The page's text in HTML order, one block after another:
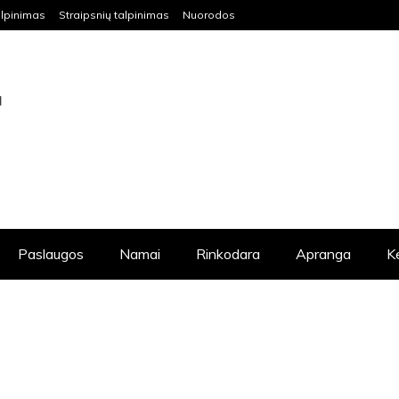
Straipsnių talpinimas Nuorodos
NAUDINGOS INFORMACIJOS.
Paslaugos Namai Rinkodara Apranga